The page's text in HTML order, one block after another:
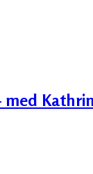
med